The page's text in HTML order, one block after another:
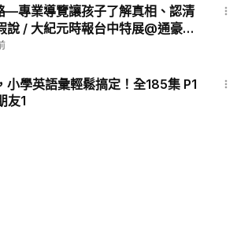
—專業導覽讓孩子了解真相、認清
說 / 大紀元時報台中特展@通豪大
小學英語彙輕鬆搞定！全185集 P1
友1